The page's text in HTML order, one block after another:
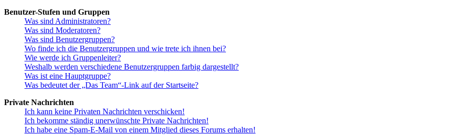
Benutzer-Stufen und Gruppen
Was sind Administratoren?
Was sind Moderatoren?
Was sind Benutzergruppen?
Wo finde ich die Benutzergruppen und wie trete ich ihnen bei?
Wie werde ich Gruppenleiter?
Weshalb werden verschiedene Benutzergruppen farbig dargestellt?
Was ist eine Hauptgruppe?
Was bedeutet der „Das Team“-Link auf der Startseite?
Private Nachrichten
Ich kann keine Privaten Nachrichten verschicken!
Ich bekomme ständig unerwünschte Private Nachrichten!
Ich habe eine Spam-E-Mail von einem Mitglied dieses Forums erhalten!